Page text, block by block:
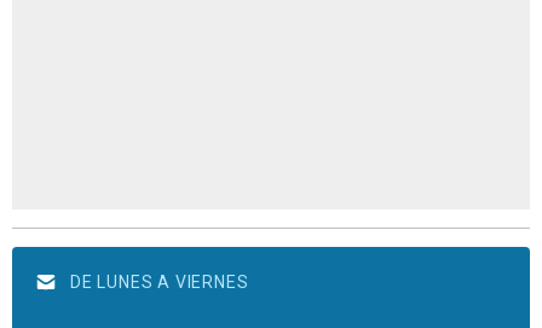
DE LUNES A VIERNES